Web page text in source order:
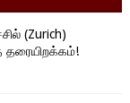
(Zurich)
தரையிறக்கம்!